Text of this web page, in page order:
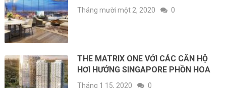
Tháng mười một 2, 2020 0
THE MATRIX ONE VỚI CÁC CĂN HỘ
HƠI HƯỚNG SINGAPORE PHỒN HOA
Tháng 1 15, 2020 0